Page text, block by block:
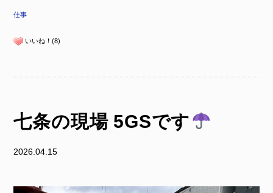
仕事
いいね！(8)
七条の現場 5GSです
2026.04.15